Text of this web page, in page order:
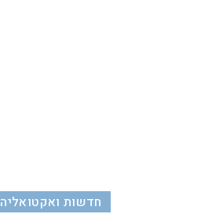
חדשות ואקטואליה